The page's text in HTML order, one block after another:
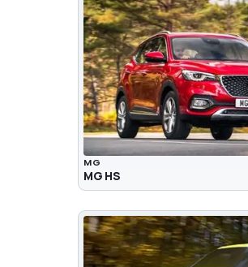
MG
MG HS